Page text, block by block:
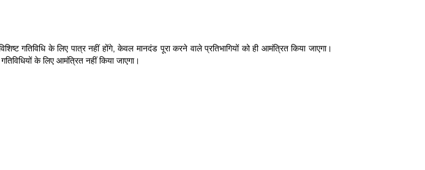
गतिविधि के लिए पात्र नहीं होंगे, केवल मानदंड पूरा करने वाले प्रतिभागियों को ही आमंत्रित किया जाएगा।
के लिए आमंत्रित नहीं किया जाएगा।